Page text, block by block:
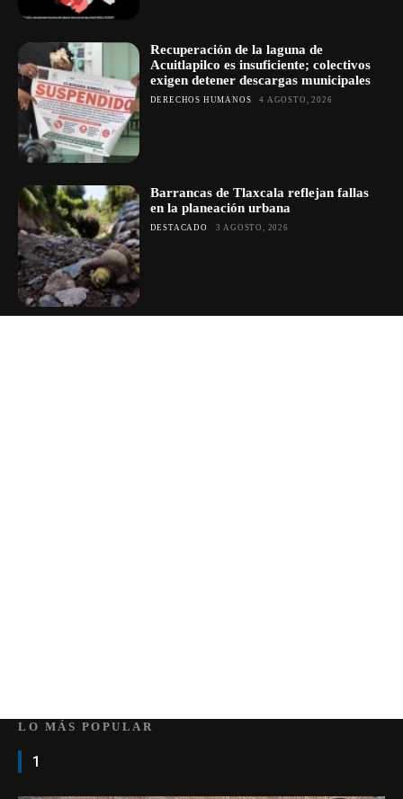
Recuperación de la laguna de
Acuitlapilco es insuficiente; colectivos
exigen detener descargas municipales
DERECHOS HUMANOS 4 AGOSTO, 2026
Barrancas de Tlaxcala reflejan fallas
en la planeación urbana
DESTACADO 3 AGOSTO, 2026
LO MÁS POPULAR
1